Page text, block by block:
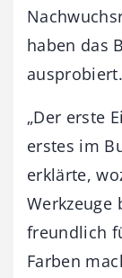
haben das
„Der erste
erstes im
erklärte,
Werkzeuge
freundlich
Farben